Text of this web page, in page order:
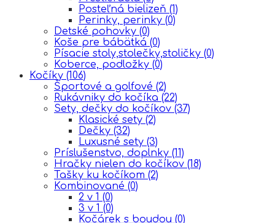
Posteľná bielizeň (1)
Perinky, perinky (0)
Detské pohovky (0)
Koše pre bábätká (0)
Písacie stoly,stolečky,stoličky (0)
Koberce, podložky (0)
Kočíky (106)
Športové a golfové (2)
Rukávniky do kočíka (22)
Sety, dečky do kočíkov (37)
Klasické sety (2)
Dečky (32)
Luxusné sety (3)
Príslušenstvo, doplnky (11)
Hračky nielen do kočíkov (18)
Tašky ku kočíkom (2)
Kombinované (0)
2 v 1 (0)
3 v 1 (0)
Kočárek s boudou (0)